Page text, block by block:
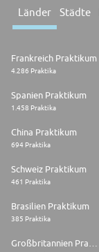
Länder Städte
Frankreich Praktikum
4.286 Praktika
Spanien Praktikum
1.458 Praktika
China Praktikum
694 Praktika
Schweiz Praktikum
461 Praktika
Brasilien Praktikum
385 Praktika